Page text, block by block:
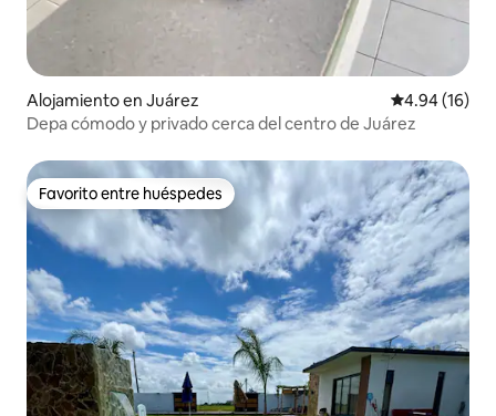
Alojamiento en Juárez Calificación
4.94 (16)
Depa cómodo y privado cerca del centro de Juárez
Favorito entre huéspedes
Favorito entre huéspedes